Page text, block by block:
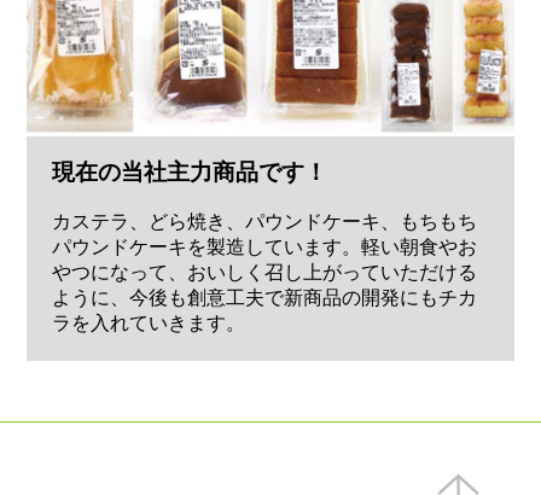
現在の当社主力商品です！
カステラ、どら焼き、パウンドケーキ、もちもち
パウンドケーキを製造しています。軽い朝食やお
やつになって、おいしく召し上がっていただける
ように、今後も創意工夫で新商品の開発にもチカ
ラを入れていきます。